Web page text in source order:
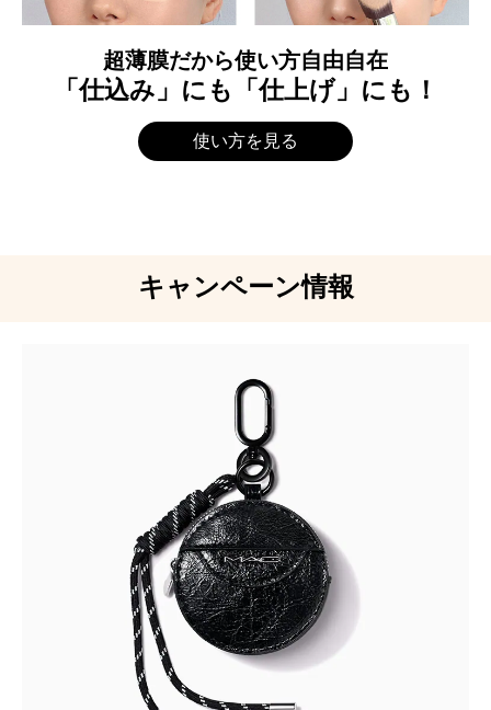
超薄膜だから使い方自由自在
「仕込み」にも「仕上げ」にも！
使い方を見る
キャンペーン情報